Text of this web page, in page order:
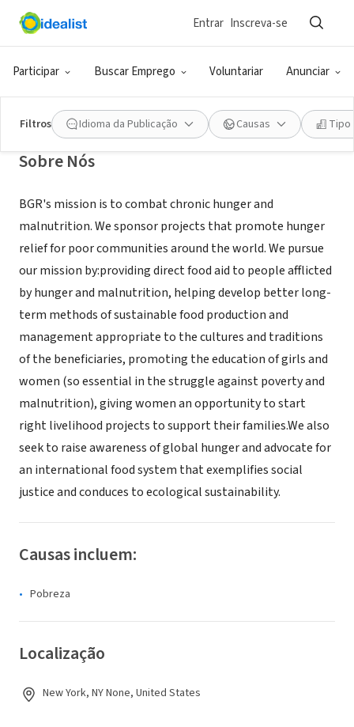
Participar Buscar Emprego Voluntariar Anunciar
Entrar Inscreva-se
Filtros Idioma da Publicação Causas Tipo
ONG (SETOR SOCIAL)
Buddhist Global Relief
Sobre Nós
BGR's mission is to combat chronic hunger and
malnutrition. We sponsor projects that promote hunger
relief for poor communities around the world. We pursue
our mission by:providing direct food aid to people afflicted
by hunger and malnutrition, helping develop better long-
term methods of sustainable food production and
management appropriate to the cultures and traditions
of the beneficiaries, promoting the education of girls and
women (so essential in the struggle against poverty and
malnutrition), giving women an opportunity to start
right livelihood projects to support their families.We also
seek to raise awareness of global hunger and advocate for
an international food system that exemplifies social
justice and conduces to ecological sustainability.
Causas incluem:
Pobreza
Localização
New York, NY None, United States